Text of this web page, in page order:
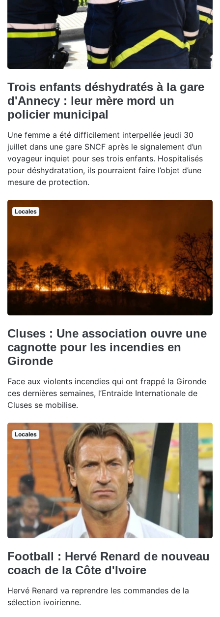
Trois enfants déshydratés à la gare
d'Annecy : leur mère mord un
policier municipal
Une femme a été difficilement interpellée jeudi 30
juillet dans une gare SNCF après le signalement d’un
voyageur inquiet pour ses trois enfants. Hospitalisés
pour déshydratation, ils pourraient faire l’objet d’une
mesure de protection.
Locales
Cluses : Une association ouvre une
cagnotte pour les incendies en
Gironde
Face aux violents incendies qui ont frappé la Gironde
ces dernières semaines, l’Entraide Internationale de
Cluses se mobilise.
Locales
Football : Hervé Renard de nouveau
coach de la Côte d'Ivoire
Hervé Renard va reprendre les commandes de la
sélection ivoirienne.